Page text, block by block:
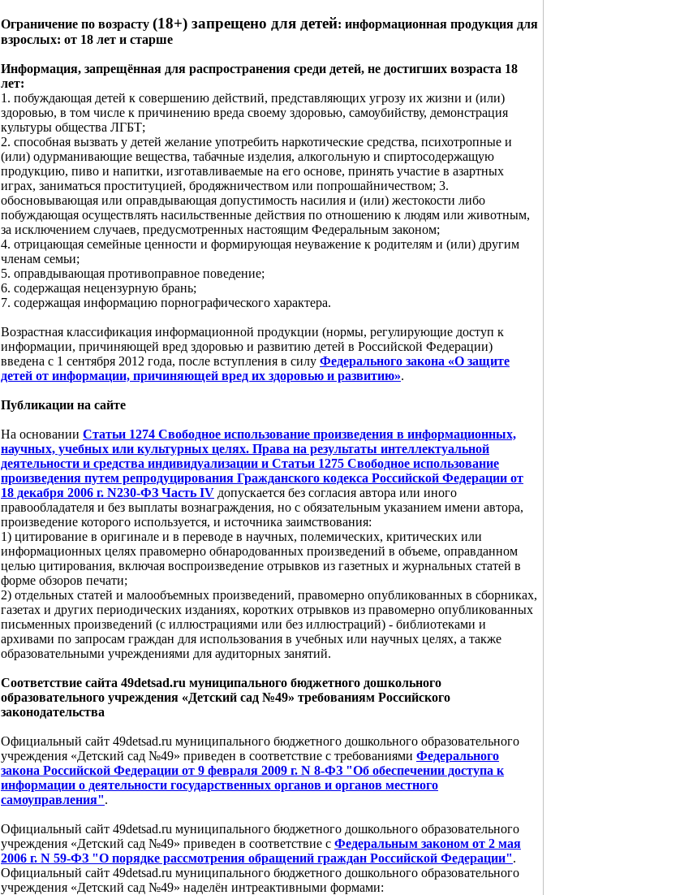
Ограничение по возрасту (18+) запрещено для детей: информационная продукция для
взрослых: от 18 лет и старше
Информация, запрещённая для распространения среди детей, не достигших возраста 18
лет:
1. побуждающая детей к совершению действий, представляющих угрозу их жизни и (или)
здоровью, в том числе к причинению вреда своему здоровью, самоубийству, демонстрация
культуры общества ЛГБТ;
2. способная вызвать у детей желание употребить наркотические средства, психотропные и
(или) одурманивающие вещества, табачные изделия, алкогольную и спиртосодержащую
продукцию, пиво и напитки, изготавливаемые на его основе, принять участие в азартных
играх, заниматься проституцией, бродяжничеством или попрошайничеством; 3.
обосновывающая или оправдывающая допустимость насилия и (или) жестокости либо
побуждающая осуществлять насильственные действия по отношению к людям или животным,
за исключением случаев, предусмотренных настоящим Федеральным законом;
4. отрицающая семейные ценности и формирующая неуважение к родителям и (или) другим
членам семьи;
5. оправдывающая противоправное поведение;
6. содержащая нецензурную брань;
7. содержащая информацию порнографического характера.
Возрастная классификация информационной продукции (нормы, регулирующие доступ к
информации, причиняющей вред здоровью и развитию детей в Российской Федерации)
введена с 1 сентября 2012 года, после вступления в силу Федерального закона «О защите
детей от информации, причиняющей вред их здоровью и развитию».
Публикации на сайте
На основании Статьи 1274 Свободное использование произведения в информационных,
научных, учебных или культурных целях. Права на результаты интеллектуальной
деятельности и средства индивидуализации и Статьи 1275 Свободное использование
произведения путем репродуцирования Гражданского кодекса Российской Федерации от
18 декабря 2006 г. N230-ФЗ Часть IV допускается без согласия автора или иного
правообладателя и без выплаты вознаграждения, но с обязательным указанием имени автора,
произведение которого используется, и источника заимствования:
1) цитирование в оригинале и в переводе в научных, полемических, критических или
информационных целях правомерно обнародованных произведений в объеме, оправданном
целью цитирования, включая воспроизведение отрывков из газетных и журнальных статей в
форме обзоров печати;
2) отдельных статей и малообъемных произведений, правомерно опубликованных в сборниках,
газетах и других периодических изданиях, коротких отрывков из правомерно опубликованных
письменных произведений (с иллюстрациями или без иллюстраций) - библиотеками и
архивами по запросам граждан для использования в учебных или научных целях, а также
образовательными учреждениями для аудиторных занятий.
Соответствие сайта 49detsad.ru муниципального бюджетного дошкольного
образовательного учреждения «Детский сад №49» требованиям Российского
законодательства
Официальный сайт 49detsad.ru муниципального бюджетного дошкольного образовательного
учреждения «Детский сад №49» приведен в соответствие с требованиями Федерального
закона Российской Федерации от 9 февраля 2009 г. N 8-ФЗ "Об обеспечении доступа к
информации о деятельности государственных органов и органов местного
самоуправления".
Официальный сайт 49detsad.ru муниципального бюджетного дошкольного образовательного
учреждения «Детский сад №49» приведен в соответствие с Федеральным законом от 2 мая
2006 г. N 59-ФЗ "О порядке рассмотрения обращений граждан Российской Федерации".
Официальный сайт 49detsad.ru муниципального бюджетного дошкольного образовательного
учреждения «Детский сад №49» наделён интреактивными формами: